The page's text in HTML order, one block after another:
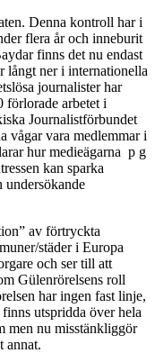
Denna kontroll har i
flera år och inneburit
finns det nu endast
långt ner i internationella
journalister har
förlorade arbetet i
Journalistförbundet
vågar vara medlemmar i
hur medieägarna p g
kan sparka
undersökande
av förtryckta
städer i Europa
och ser till att
Gülenrörelsens roll
har ingen fast linje,
utspridda över hela
men nu misstänkliggör
annat.